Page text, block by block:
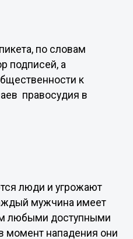
по словам
подписей, а
к
правосудия в
люди и угрожают
мужчина имеет
любыми доступными
момент нападения они